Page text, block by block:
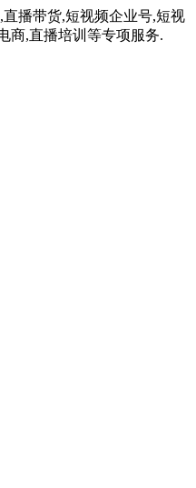
播带货,短视频企业号,短视
商,直播培训等专项服务.